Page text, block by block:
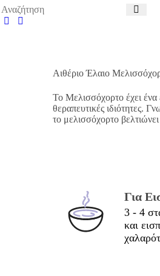
Αιθέριο Έλαιο
Το Μελισσόχορτο έχει ένα
θεραπευτικές ιδιότητες.
το μελισσόχορτο
Για
3 - 4
και